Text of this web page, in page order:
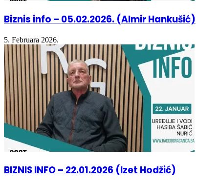
Biznis info – 05.02.2026. (Almir Hankušić)
5. Februara 2026.
BIZNIS INFO – 22.01.2026 (Izet Hodžić)
22. Januara 2026.